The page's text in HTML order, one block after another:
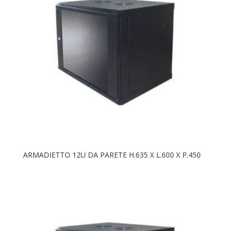
Skilleye
Tcl
TecnoAlarm
TecnoFire
ARMADIETTO 12U DA PARETE H.635 X L.600 X P.450